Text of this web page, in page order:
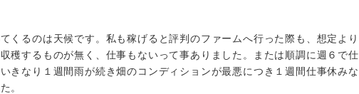
くるのは天候です。私も稼げると評判のファームへ行った際も、想定より
穫するものが無く、仕事もないって事ありました。または順調に週６で仕
きなり１週間雨が続き畑のコンディションが最悪につき１週間仕事休みな
。